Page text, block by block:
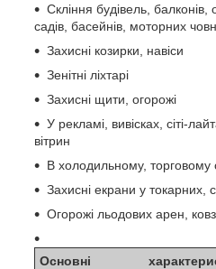
Скління будівель,
садів, басейнів, моторних
Захисні козирки, навіси
Зенітні ліхтарі
Захисні щити, огорожі
У рекламі, вивісках, сіті-
вітрин
В холодильному, торговому
Захисні екрани у токарних,
Огорожі льодових арен,
Основні